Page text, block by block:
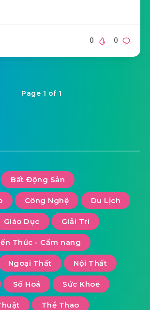
0
0
Page 1 of 1
Bất Động Sản
Công Nghệ Du Lịch
Giáo Dục Giải Trí
Thức - Cẩm nang
Ngoại Thất Nội Thất
Số Hoá Sức Khoẻ
Thể Thao